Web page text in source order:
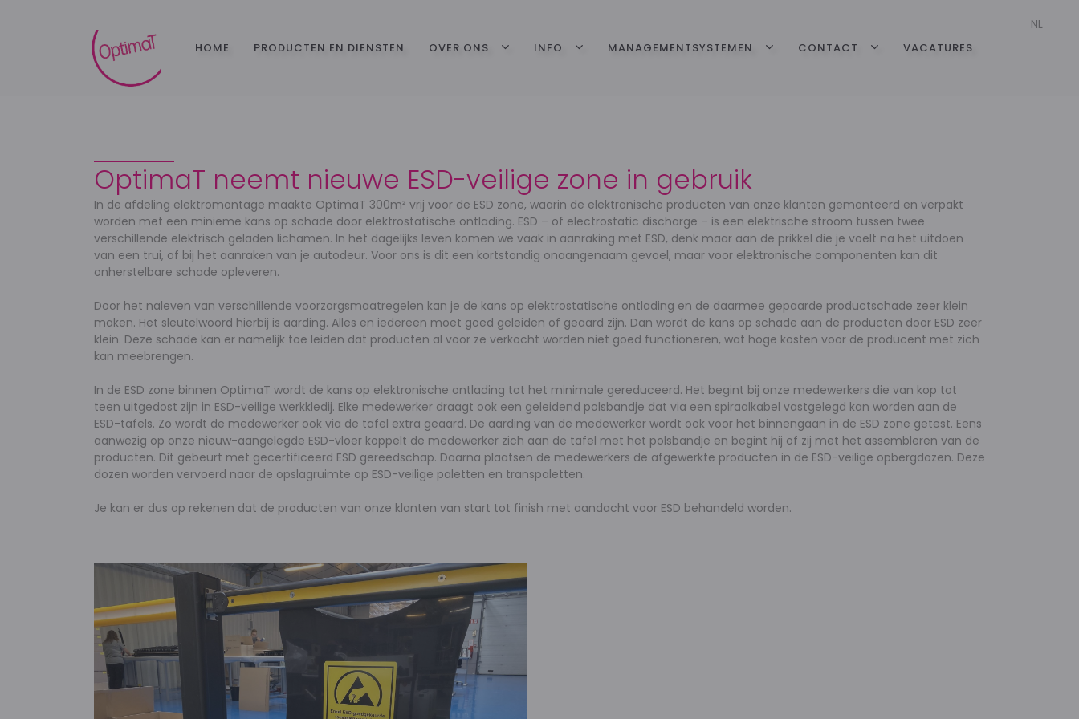
HOME PRODUCTEN EN DIENSTEN OVER ONS INFO MANAGEMENTSYSTEMEN CONTACT VACATURES
NL
OptimaT neemt nieuwe ESD-veilige zone in gebruik
In de afdeling elektromontage maakte OptimaT 300m² vrij voor de ESD zone, waarin de elektronische producten van onze klanten gemonteerd en verpakt
worden met een minieme kans op schade door elektrostatische ontlading. ESD – of electrostatic discharge – is een elektrische stroom tussen twee
verschillende elektrisch geladen lichamen. In het dagelijks leven komen we vaak in aanraking met ESD, denk maar aan de prikkel die je voelt na het uitdoen
van een trui, of bij het aanraken van je autodeur. Voor ons is dit een kortstondig onaangenaam gevoel, maar voor elektronische componenten kan dit
onherstelbare schade opleveren.
Door het naleven van verschillende voorzorgsmaatregelen kan je de kans op elektrostatische ontlading en de daarmee gepaarde productschade zeer klein
maken. Het sleutelwoord hierbij is aarding. Alles en iedereen moet goed geleiden of geaard zijn. Dan wordt de kans op schade aan de producten door ESD zeer
klein. Deze schade kan er namelijk toe leiden dat producten al voor ze verkocht worden niet goed functioneren, wat hoge kosten voor de producent met zich
kan meebrengen.
In de ESD zone binnen OptimaT wordt de kans op elektronische ontlading tot het minimale gereduceerd. Het begint bij onze medewerkers die van kop tot
teen uitgedost zijn in ESD-veilige werkkledij. Elke medewerker draagt ook een geleidend polsbandje dat via een spiraalkabel vastgelegd kan worden aan de
ESD-tafels. Zo wordt de medewerker ook via de tafel extra geaard. De aarding van de medewerker wordt ook voor het binnengaan in de ESD zone getest. Eens
aanwezig op onze nieuw-aangelegde ESD-vloer koppelt de medewerker zich aan de tafel met het polsbandje en begint hij of zij met het assembleren van de
producten. Dit gebeurt met gecertificeerd ESD gereedschap. Daarna plaatsen de medewerkers de afgewerkte producten in de ESD-veilige opbergdozen. Deze
dozen worden vervoerd naar de opslagruimte op ESD-veilige paletten en transpaletten.
Je kan er dus op rekenen dat de producten van onze klanten van start tot finish met aandacht voor ESD behandeld worden.